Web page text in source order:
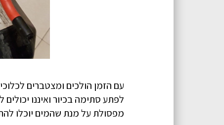
עם הזמן הולכים ומצטברים
לפתע סתימה בכיור ואיננו
מפסולת על מנת שהמים יוכלו